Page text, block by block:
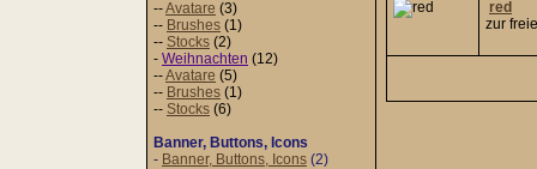
--Avatare (3)
-- Brushes (1)
-- Stocks (2)
- Weihnachten (12)
--Avatare (5)
-- Brushes (1)
-- Stocks (6)
Banner, Buttons, Icons
- Banner, Buttons, Icons (2)
red
zur